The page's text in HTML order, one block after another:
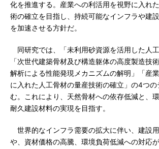
化を推進する。産業への利活用を視野に入れ
術の確立を目指し、持続可能なインフラや建
を加速させる方針だ。
同研究では、「未利用砂資源を活用した人工
「次世代建築骨材及び構造躯体の高度製造技
解析による性能発現メカニズムの解明」「産
に入れた人工骨材の量産技術の確立」の4つの
む。これにより、天然骨材への依存低減と、
耐久建設材料の実現を目指す。
世界的なインフラ需要の拡大に伴い、建設
や、資材価格の高騰、環境負荷低減への対応